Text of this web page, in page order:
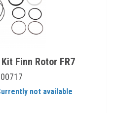
Finn Rotor FR7
00717
not available